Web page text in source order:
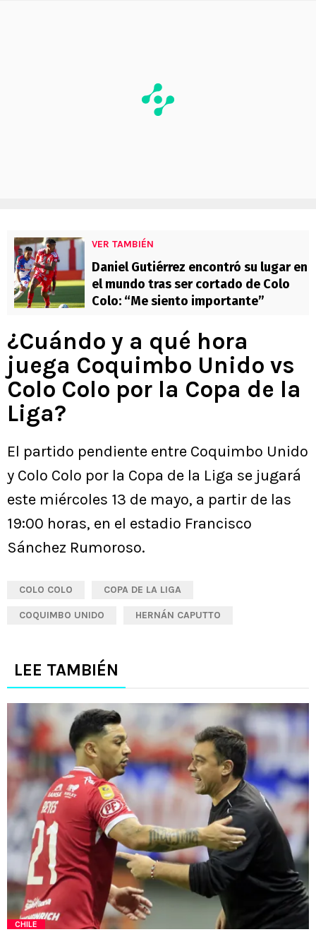
VER TAMBIÉN
Daniel Gutiérrez encontró su lugar en
el mundo tras ser cortado de Colo
Colo: “Me siento importante”
¿Cuándo y a qué hora
juega Coquimbo Unido vs
Colo Colo por la Copa de la
Liga?
El partido pendiente entre Coquimbo Unido
y Colo Colo por la Copa de la Liga se jugará
este miércoles 13 de mayo, a partir de las
19:00 horas, en el estadio Francisco
Sánchez Rumoroso.
COLO COLO COPA DE LA LIGA
COQUIMBO UNIDO HERNÁN CAPUTTO
LEE TAMBIÉN
CHILE